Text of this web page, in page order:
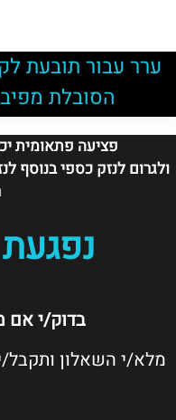
ערר עבור תובעת
הסובלת
פציעה פתאומית
ולגרום לנזק כספי בנוסף
בדוק/י אם
מלא/י השאלון ותקבל/